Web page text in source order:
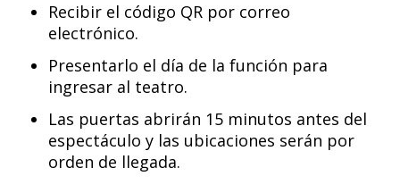
Recibir el código QR por correo
electrónico.
Presentarlo el día de la función para
ingresar al teatro.
Las puertas abrirán 15 minutos antes del
espectáculo y las ubicaciones serán por
orden de llegada.